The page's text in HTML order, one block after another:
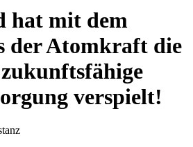
hat mit dem
der Atomkraft die
verspielt!